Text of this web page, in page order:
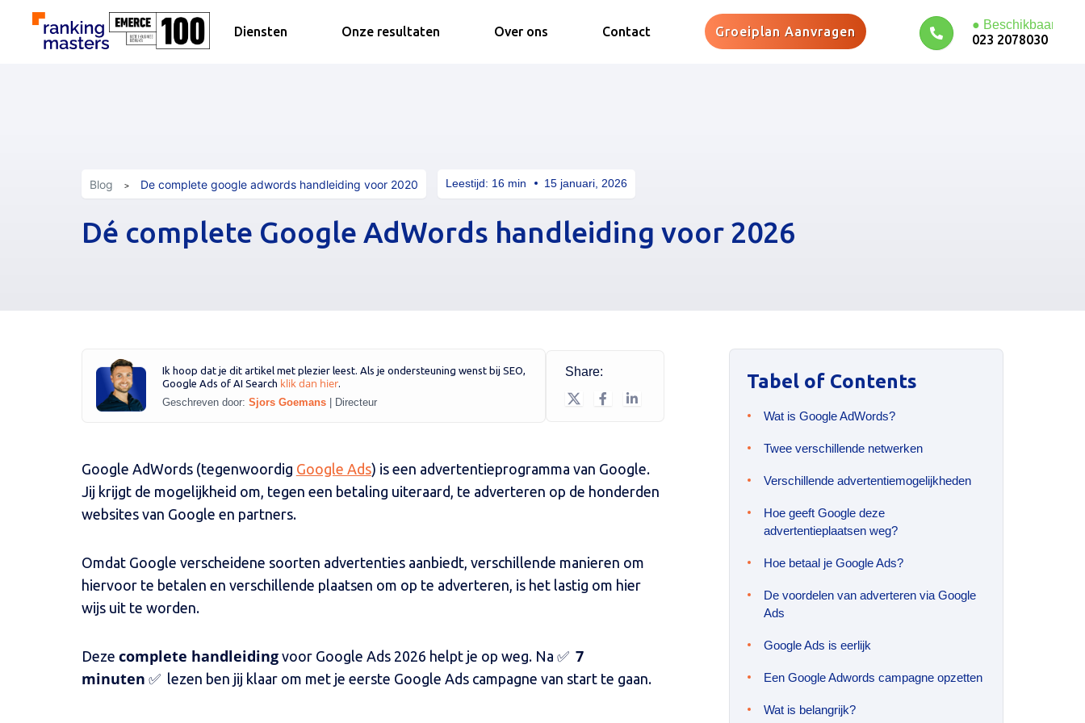
Diensten Onze resultaten Over ons Contact Groeiplan Aanvragen
023 2078030
Blog De complete google adwords handleiding voor 2020 Leestijd: 16 min 15 januari, 2026
Dé complete Google AdWords handleiding voor 2026
Ik hoop dat je dit artikel met plezier leest. Als je ondersteuning wenst bij SEO,
Google Ads of AI Search klik dan hier.
Geschreven door: Sjors Goemans |Directeur
Share:
Google AdWords (tegenwoordig Google Ads) is een advertentieprogramma van Google.
Jij krijgt de mogelijkheid om, tegen een betaling uiteraard, te adverteren op de honderden
websites van Google en partners.
Omdat Google verscheidene soorten advertenties aanbiedt, verschillende manieren om
hiervoor te betalen en verschillende plaatsen om op te adverteren, is het lastig om hier
wijs uit te worden.
Deze complete handleidingvoor Google Ads 2026 helpt je op weg. Na ✅ 7
minuten ✅ lezen ben jij klaar om met je eerste Google Ads campagne van start te gaan.
Tabel of Contents
Wat is Google AdWords?
Twee verschillende netwerken
Verschillende advertentiemogelijkheden
Hoe geeft Google deze
advertentieplaatsen weg?
Hoe betaal je Google Ads?
De voordelen van adverteren via Google
Ads
Google Ads is eerlijk
Een Google Adwords campagne opzetten
Wat is belangrijk?